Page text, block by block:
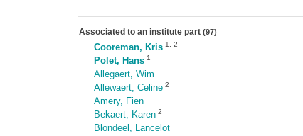
Associated to an institute part (97)
Cooreman, Kris 1 2
Polet, Hans 1
Allegaert, Wim
Allewaert, Celine 2
Amery, Fien
Bekaert, Karen 2
Blondeel, Lancelot